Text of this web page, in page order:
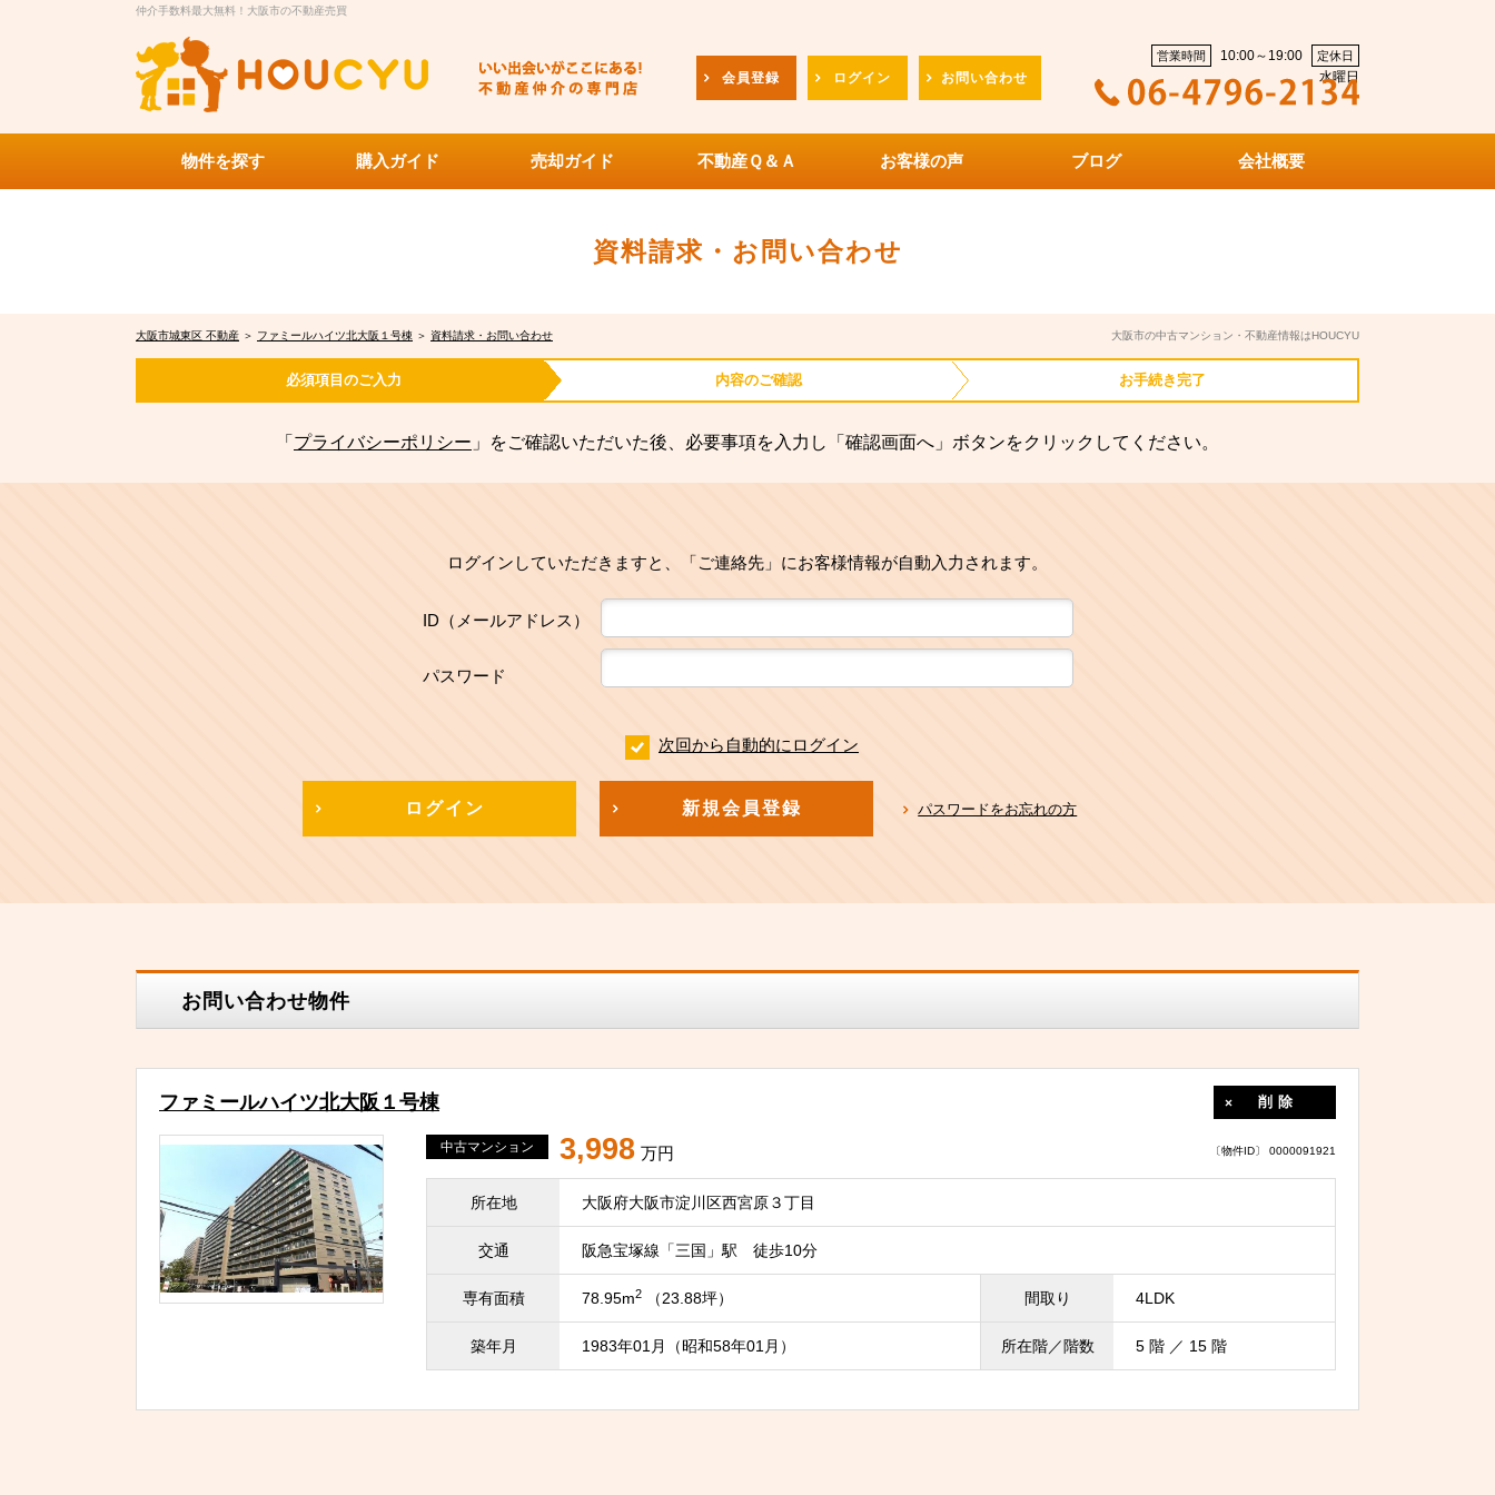
仲介手数料最大無料！大阪市の不動産売買
会員登録 ログイン お問い合わせ
営業時間 10:00～19:00 定休日
水曜日
物件を探す 購入ガイド 売却ガイド 不動産Ｑ＆Ａ お客様の声 ブログ 会社概要
資料請求・お問い合わせ
大阪市城東区 不動産 ＞ ファミールハイツ北大阪１号棟 ＞ 資料請求・お問い合わせ 大阪市の中古マンション・不動産情報はHOUCYU
必須項目のご入力 内容のご確認 お手続き完了
「 プライバシーポリシー 」をご確認いただいた後、必要事項を入力し「確認画面へ」ボタンをクリックしてください。
ログインしていただきますと、「ご連絡先」にお客様情報が自動入力されます。
ID（メールアドレス）
パスワード
次回から自動的にログイン
ログイン 新規会員登録 パスワードをお忘れの方
お問い合わせ物件
ファミールハイツ北大阪１号棟 削除
〔物件ID〕 0000091921
中古マンション 3,998 万円
所在地 大阪府大阪市淀川区西宮原３丁目
交通 阪急宝塚線「三国」駅 徒歩10分
専有面積 78.95m2 （23.88坪） 間取り 4LDK
築年月 1983年01月（昭和58年01月） 所在階／階数 5 階 ／ 15 階